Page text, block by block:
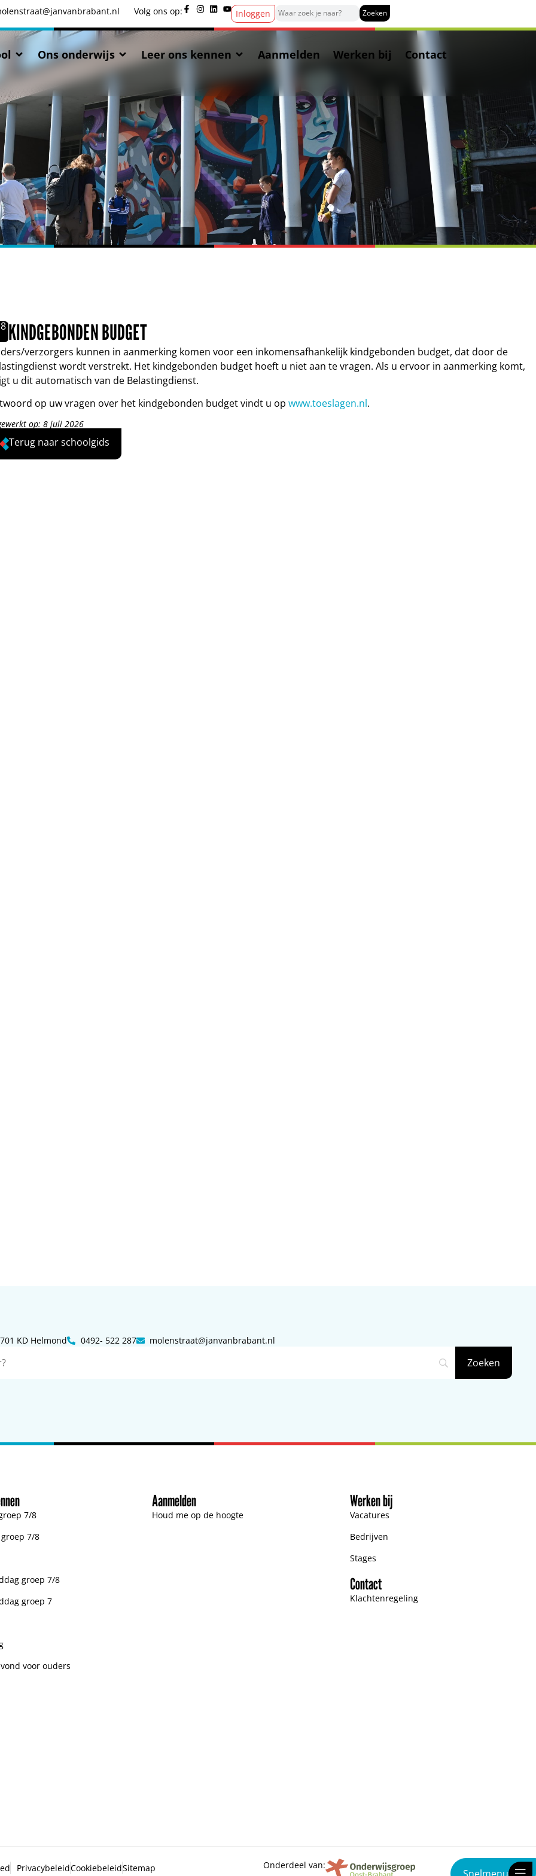
Volg ons op: Inloggen
Ons onderwijs Leer ons kennen Aanmelden Werken bij Contact
8 KINDGEBONDEN BUDGET
verzorgers kunnen in aanmerking komen voor een inkomensafhankelijk kindgebonden budget, dat door de
wordt verstrekt. Het kindgebonden budget hoeft u niet aan te vragen. Als u ervoor in aanmerking komt,
u dit automatisch van de Belastingdienst.
op uw vragen over het kindgebonden budget vindt u opwww.toeslagen.nl.
op: 8 juli 2026
Terug naar schoolgids
KD Helmond 0492- 522 287 molenstraat@janvanbrabant.nl
7/8
7/8
groep 7/8
groep 7
voor ouders
Aanmelden
Houd me op de hoogte
Werken bij
Vacatures
Bedrijven
Stages
Contact
Klachtenregeling
PrivacybeleidCookiebeleidSitemap Onderdeel van: